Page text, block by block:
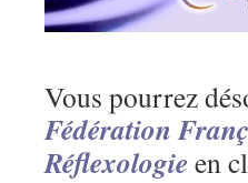
Vous pourrez
Fédération
Réflexologie en